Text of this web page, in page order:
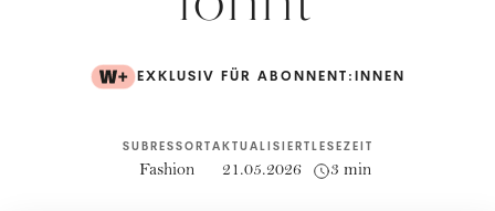
EXKLUSIV FÜR ABONNENT:INNEN
SUBRESSORT
Fashion
AKTUALISIERT
21.05.2026
LESEZEIT
3 min